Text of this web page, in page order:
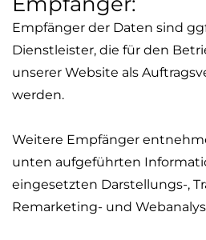
Empfänger der Daten sind
Dienstleister, die für den
unserer Website als
werden.
Weitere Empfänger
unten aufgeführten
eingesetzten Darstellungs-,
Remarketing- und